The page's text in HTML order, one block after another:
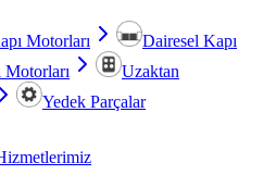
Motorları
Dairesel Kapı
Motorları
Uzaktan
Yedek Parçalar